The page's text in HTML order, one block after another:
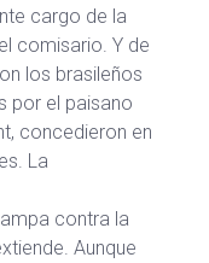
cargo de la
comisario. Y de
los brasileños
por el paisano
concedieron en
La
contra la
Aunque